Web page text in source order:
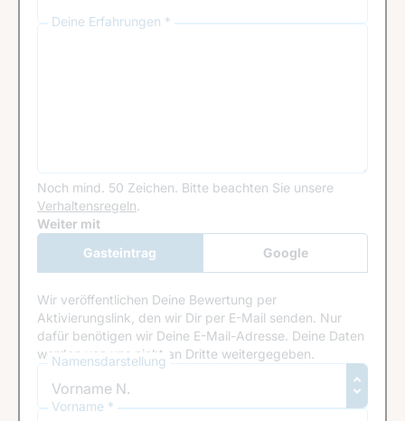
Deine Erfahrungen *
Noch mind. 50 Zeichen. Bitte beachten Sie unsere
Verhaltensregeln.
Google Recaptcha
Weiter mit
Gasteintrag
Google
Anmeldung
Wir veröffentlichen Deine Bewertung per
Aktivierungslink, den wir Dir per E-Mail senden. Nur
dafür benötigen wir Deine E-Mail-Adresse. Deine Daten
werden von uns nicht an Dritte weitergegeben.
Namensdarstellung
Vorname *